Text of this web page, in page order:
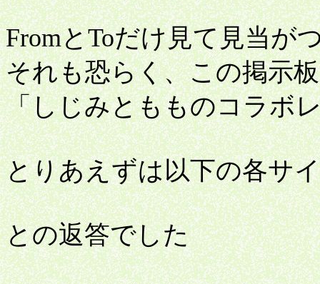
FromとToだけ見て見当が
それも恐らく、この掲示
「しじみともものコラボ
とりあえずは以下の各サ
との返答でした